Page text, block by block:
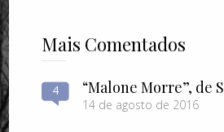
Mais Comentados
4 “Malone Morre”, de
14 de agosto de 2016